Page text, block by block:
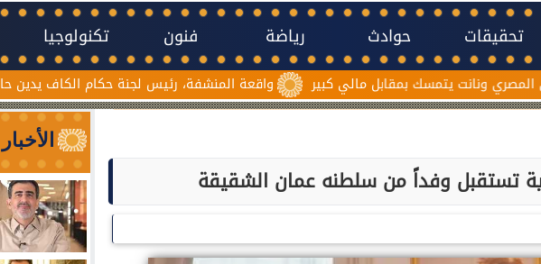
تحقيقات حوادث رياضة فنون تكنولوجيا
واقعة المنشفة، رئيس لجنة حكام الكاف يدين حارس السنغال يتمسك بمقابل مالي كبير
تستقبل وفداً من سلطنه عمان الشقيقة
الأخبار